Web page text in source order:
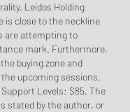
Leidos Holding
is close to the neckline
are attempting to
mark. Furthermore,
buying zone and
upcoming sessions.
Levels: $85. The
stated by the author, or